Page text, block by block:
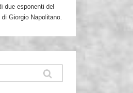
due esponenti del
Giorgio Napolitano.